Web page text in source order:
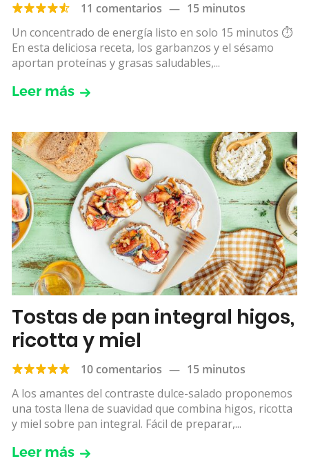
11 comentarios — 15 minutos
Un concentrado de energía listo en solo 15 minutos ⏱
️En esta deliciosa receta, los garbanzos y el sésamo
aportan proteínas y grasas saludables,...
Leer más
Tostas de pan integral higos,
ricotta y miel
10 comentarios — 15 minutos
A los amantes del contraste dulce-salado proponemos
una tosta llena de suavidad que combina higos, ricotta
y miel sobre pan integral. Fácil de preparar,...
Leer más